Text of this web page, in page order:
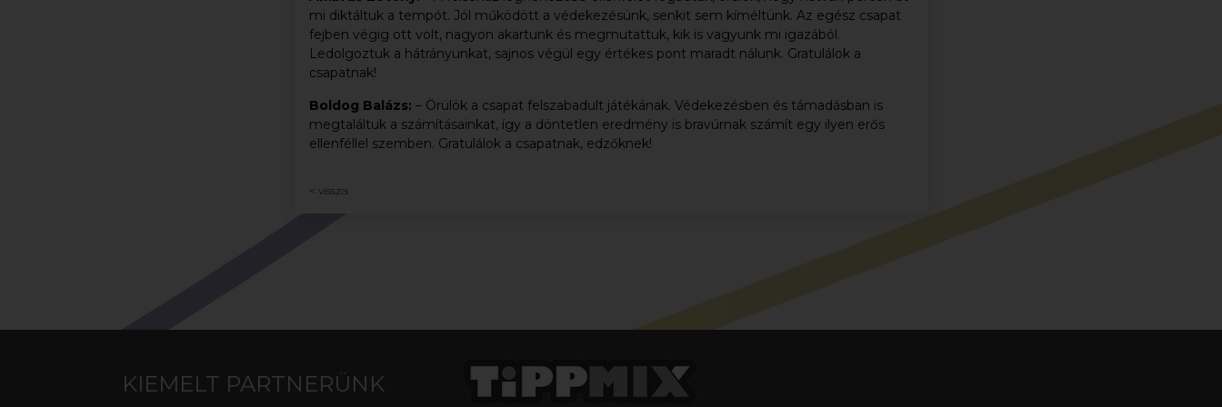
mi diktáltuk a tempót. Jól működött a védekezésünk, senkit sem kíméltünk. Az egész csapat
fejben végig ott volt, nagyon akartunk és megmutattuk, kik is vagyunk mi igazából.
Ledolgoztuk a hátrányunkat, sajnos végül egy értékes pont maradt nálunk. Gratulálok a
csapatnak!
Boldog Balázs: – Örülök a csapat felszabadult játékának. Védekezésben és támadásban is
megtaláltuk a számításainkat, így a döntetlen eredmény is bravúrnak számít egy ilyen erős
ellenféllel szemben. Gratulálok a csapatnak, edzőknek!
< vissza
KIEMELT PARTNERÜNK